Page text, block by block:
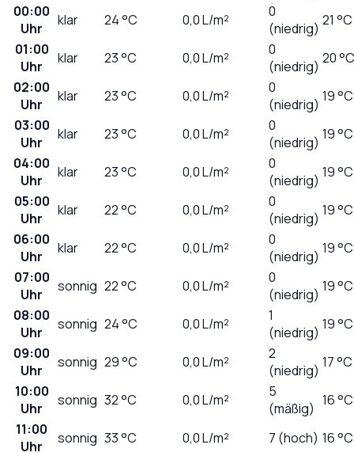
00:00
Uhr
klar 24°C 0,0L/m²
0
(niedrig) 21 °C
01:00
Uhr
klar 23°C 0,0L/m²
0
(niedrig) 20 °C
02:00
Uhr
klar 23°C 0,0L/m²
0
(niedrig) 19 °C
03:00
Uhr
klar 23°C 0,0L/m²
0
(niedrig) 19 °C
04:00
Uhr
klar 23°C 0,0L/m²
0
(niedrig) 19 °C
05:00
Uhr
klar 22°C 0,0L/m²
0
(niedrig) 19 °C
06:00
Uhr
klar 22°C 0,0L/m²
0
(niedrig) 19 °C
07:00
Uhr
sonnig 22°C 0,0L/m²
0
(niedrig) 19 °C
08:00
Uhr
sonnig 24°C 0,0L/m²
1
(niedrig) 19 °C
09:00
Uhr
sonnig 29°C 0,0L/m²
2
(niedrig) 17 °C
10:00
Uhr
sonnig 32°C 0,0L/m²
5
(mäßig) 16 °C
11:00
Uhr
sonnig 33°C 0,0L/m² 7 (hoch) 16 °C